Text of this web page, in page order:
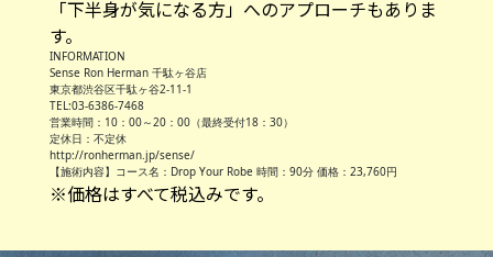
「下半身が気になる方」へのアプローチもありま
す。
INFORMATION
Sense Ron Herman 千駄ヶ谷店
東京都渋谷区千駄ヶ谷2-11-1
TEL:03-6386-7468
営業時間：10：00～20：00（最終受付18：30）
定休日：不定休
http://ronherman.jp/sense/
【施術内容】コース名：Drop Your Robe 時間：90分 価格：23,760円
※価格はすべて税込みです。